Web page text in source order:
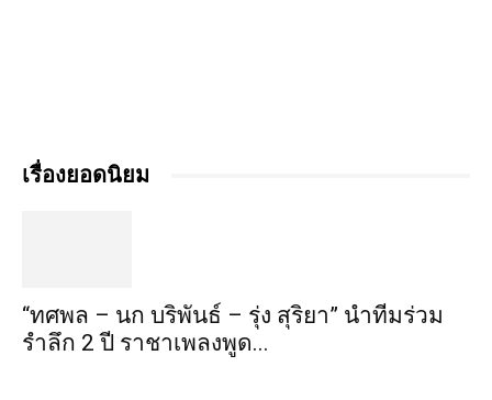
เรื่องยอดนิยม
“ทศพล – นก บริพันธ์ – รุ่ง สุริยา” นำทีมร่วม
รำลึก 2 ปี ราชาเพลงพูด...